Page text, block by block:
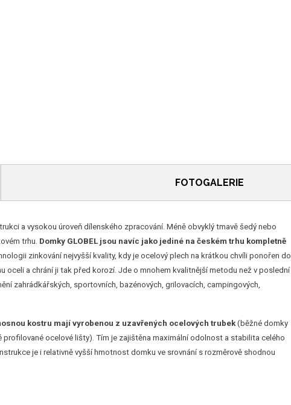
FOTOGALERIE
a vysokou úroveň dílenského zpracování. Méně obvyklý tmavě šedý nebo
trhu. Domky GLOBEL jsou navíc jako jediné na českém trhu kompletně
zinkování nejvyšší kvality, kdy je ocelový plech na krátkou chvíli ponořen do
oceli a chrání ji tak před korozí. Jde o mnohem kvalitnější metodu než v poslední
zahrádkářských, sportovních, bazénových, grilovacích, campingových,
kostru mají vyrobenou z uzavřených ocelových trubek(běžné domky
ocelové lišty). Tím je zajištěna maximální odolnost a stabilita celého
je i relativně vyšší hmotnost domku ve srovnání s rozměrově shodnou